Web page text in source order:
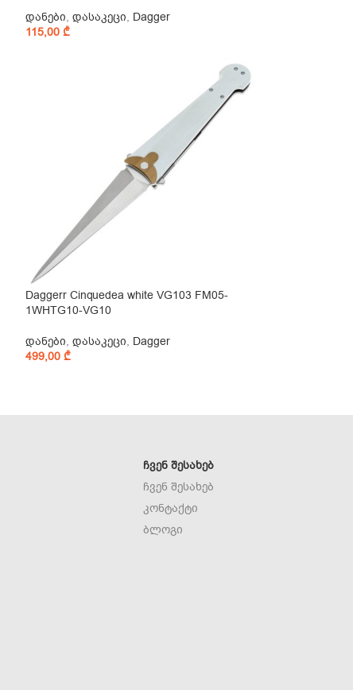
დანები, დასაკეცი, Dagger
115,00₾
Daggerr Cinquedea white VG103 FM05-
1WHTG10-VG10
დანები, დასაკეცი, Dagger
499,00₾
ᲩᲕᲔᲜ ᲨᲔᲡᲐᲮᲔᲑ
ჩვენ შესახებ
კონტაქტი
ბლოგი